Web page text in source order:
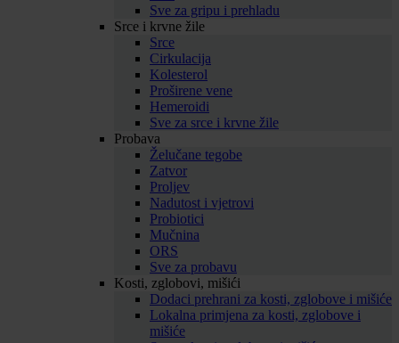
Sve za gripu i prehladu
Srce i krvne žile
Srce
Cirkulacija
Kolesterol
Proširene vene
Hemeroidi
Sve za srce i krvne žile
Probava
Želučane tegobe
Zatvor
Proljev
Nadutost i vjetrovi
Probiotici
Mučnina
ORS
Sve za probavu
Kosti, zglobovi, mišići
Dodaci prehrani za kosti, zglobove i mišiće
Lokalna primjena za kosti, zglobove i
mišiće